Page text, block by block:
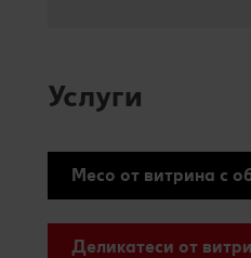
Услуги
Месо от витрина с
Деликатеси от